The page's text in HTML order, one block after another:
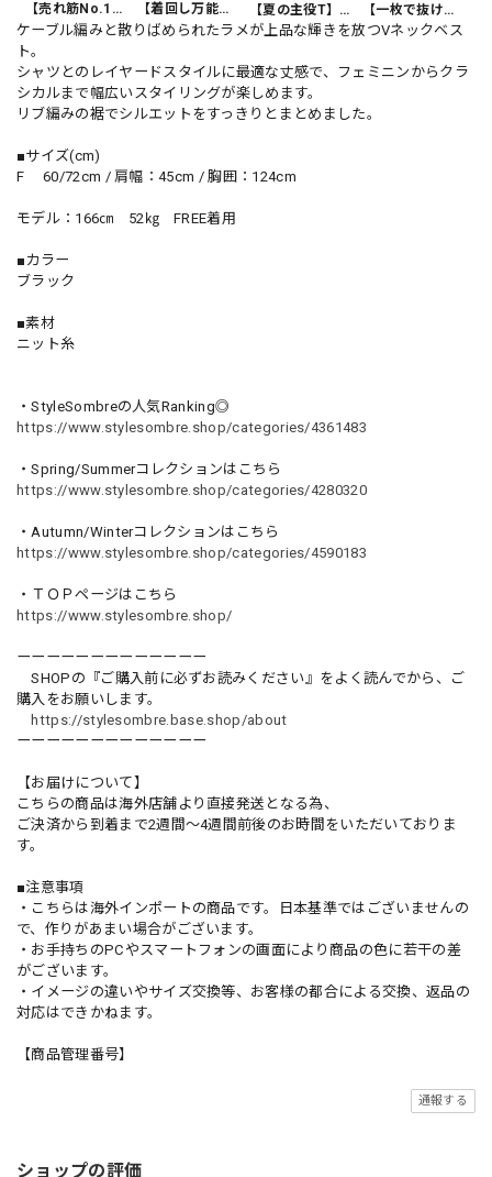
【売れ筋No.1】ボタンフロント バルーンシルエット ハーフ丈 パンツ 1color PT0407 【着回し万能】カジュアルクロップドパンツ PT0341 【夏の主役T】Vネック 半袖 アシンメトリー裾 ゆったり カットソー 1color T0508 【一枚で抜け感】オーバーサイズ 半袖 ドルマンスリーブ シャツ 1color PU0494
ケーブル編みと散りばめられたラメが上品な輝きを放つVネックベス
ト。
シャツとのレイヤードスタイルに最適な丈感で、フェミニンからクラ
シカルまで幅広いスタイリングが楽しめます。
リブ編みの裾でシルエットをすっきりとまとめました。
■サイズ(cm)
F 60/72cm / 肩幅：45cm / 胸囲：124cm
モデル：166㎝ 52㎏ FREE着用
■カラー
ブラック
■素材
ニット糸
・StyleSombreの人気Ranking◎
https://www.stylesombre.shop/categories/4361483
・Spring/Summerコレクションはこちら
https://www.stylesombre.shop/categories/4280320
・Autumn/Winterコレクションはこちら
https://www.stylesombre.shop/categories/4590183
・ＴＯＰページはこちら
https://www.stylesombre.shop/
ーーーーーーーーーーーーー
SHOPの『ご購入前に必ずお読みください』をよく読んでから、ご
購入をお願いします。
https://stylesombre.base.shop/about
ーーーーーーーーーーーーー
【お届けについて】
こちらの商品は海外店舗より直接発送となる為、
ご決済から到着まで2週間〜4週間前後のお時間をいただいておりま
す。
■注意事項
・こちらは海外インポートの商品です。日本基準ではございませんの
で、作りがあまい場合がございます。
・お手持ちのPCやスマートフォンの画面により商品の色に若干の差
がございます。
・イメージの違いやサイズ交換等、お客様の都合による交換、返品の
対応はできかねます。
【商品管理番号】
通報する
ショップの評価